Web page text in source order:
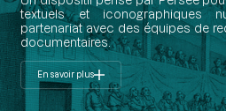
textuels et iconographiques
partenariat avec des équipes de
documentaires.
En savoir plus